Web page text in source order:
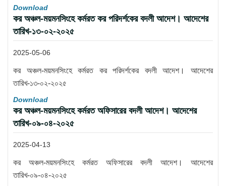
Download
কর অঞ্চল-ময়মনসিংহে কর্মরত কর পরিদর্শকের বদলী আদেশ। আদেশের
তারিখ-১৩-০২-২০২৫
2025-05-06
কর অঞ্চল-ময়মনসিংহে কর্মরত কর পরিদর্শকের বদলী আদেশ। আদেশের
তারিখ-১৩-০২-২০২৫
Download
কর অঞ্চল-ময়মনসিংহে কর্মরত অফিসারের বদলী আদেশ। আদেশের
তারিখ-০৯-০৪-২০২৫
2025-04-13
কর অঞ্চল-ময়মনসিংহে কর্মরত অফিসারের বদলী আদেশ। আদেশের
তারিখ-০৯-০৪-২০২৫